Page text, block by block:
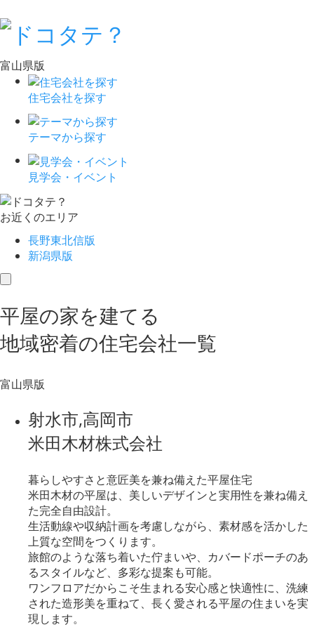
富山県版
住宅会社を探す
テーマから探す
見学会・イベント
お近くのエリア
長野東北信版
新潟県版
toggle
平屋の家を建てる
地域密着の住宅会社一覧
富山県版
射水市,高岡市
米田木材株式会社
暮らしやすさと意匠美を兼ね備えた平屋住宅
米田木材の平屋は、美しいデザインと実用性を兼ね備え
た完全自由設計。
生活動線や収納計画を考慮しながら、素材感を活かした
上質な空間をつくります。
旅館のような落ち着いた佇まいや、カバードポーチのあ
るスタイルなど、多彩な提案も可能。
ワンフロアだからこそ生まれる安心感と快適性に、洗練
された造形美を重ねて、長く愛される平屋の住まいを実
現します。